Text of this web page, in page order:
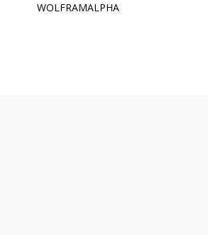
WOLFRAMALPHA